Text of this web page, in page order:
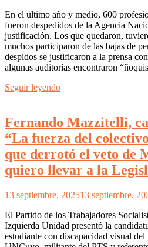
En el último año y medio, 600
fueron despedidos de la Agencia
justificación. Los que quedaron,
muchos participaron de las bajas de
despidos se justificaron a la prensa
algunas auditorías encontraron
Seguir leyendo
Fernando Mazzitelli,
“La fuerza del
que derrotó el veto de
quiero llevar a la
13 septiembre, 202513 septiembre,
El Partido de los Trabajadores
Izquierda Unidad presentó la
estudiante con discapacidad visual